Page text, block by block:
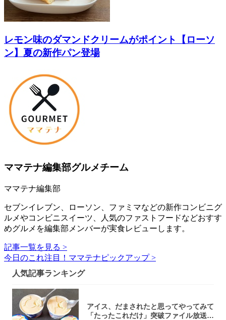
レモン味のダマンドクリームがポイント【ローソ
ン】夏の新作パン登場
ママテナ編集部グルメチーム
ママテナ編集部
セブンイレブン、ローソン、ファミマなどの新作コンビニグ
ルメやコンビニスイーツ、人気のファストフードなどおすす
めグルメを編集部メンバーが実食レビューします。
記事一覧を見る >
今日のこれ注目！ママテナピックアップ >
人気記事ランキング
アイス、だまされたと思ってやってみて
「たったこれだけ」突破ファイル放送で